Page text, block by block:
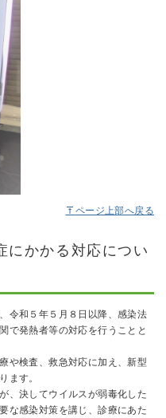
ページ上部へ戻る
にかかる対応につい
令和５年５月８日以降、感染法
で発熱者等の対応を行うことと
や検査、救急対応に加え、新型
ます。
、決してウイルスが弱毒化した
な感染対策を講じ、診療にあた